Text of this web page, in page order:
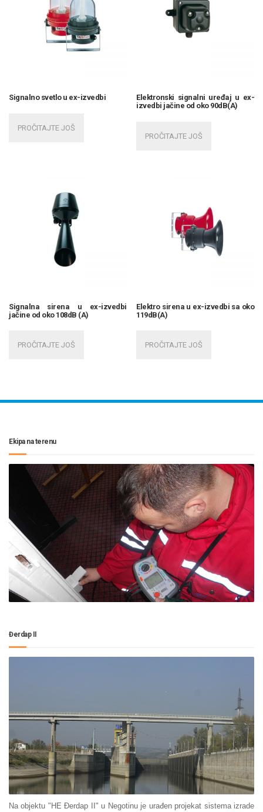
Signalno svetlo u ex-izvedbi
PROČITAJTE JOŠ
Elektronski signalni uređaj u ex-
izvedbi jačine od oko 90dB(A)
PROČITAJTE JOŠ
Signalna sirena u ex-izvedbi
jačine od oko 108dB (A)
PROČITAJTE JOŠ
Elektro sirena u ex-izvedbi sa oko
119dB(A)
PROČITAJTE JOŠ
Ekipa na terenu
Đerdap II
Na objektu "HE Đerdap II" u Negotinu je urađen projekat sistema izrade